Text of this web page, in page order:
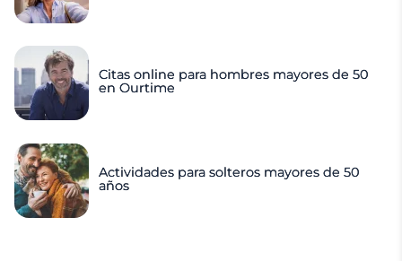
Citas online para hombres mayores de 50
en Ourtime
Actividades para solteros mayores de 50
años